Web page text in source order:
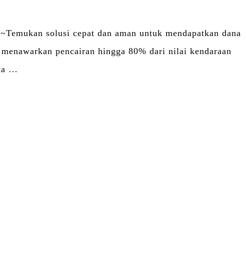
solusi cepat dan aman untuk mendapatkan dana
pencairan hingga 80% dari nilai kendaraan
…